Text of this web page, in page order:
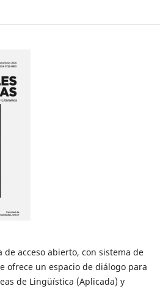
de acceso abierto, con sistema de
ofrece un espacio de diálogo para
de Lingüística (Aplicada) y